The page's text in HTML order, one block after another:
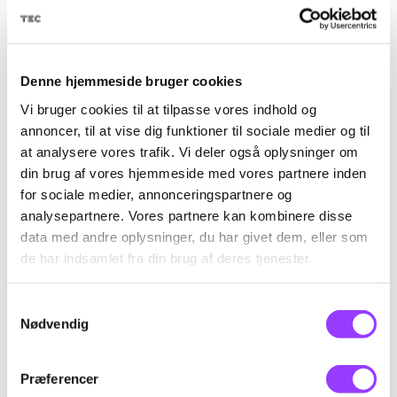
Denne hjemmeside bruger cookies
Vi bruger cookies til at tilpasse vores indhold og
annoncer, til at vise dig funktioner til sociale medier og til
at analysere vores trafik. Vi deler også oplysninger om
din brug af vores hjemmeside med vores partnere inden
for sociale medier, annonceringspartnere og
analysepartnere. Vores partnere kan kombinere disse
data med andre oplysninger, du har givet dem, eller som
de har indsamlet fra din brug af deres tjenester.
Nødvendig
Præferencer
Du bliver også orienteret om førstehjælp ved
ansvarligt i arbejdet nær elektriske
installationer på maskinanlæg.
Fag til kurset
Sikkerhed ved arbejde nær
elektrisk installation
Skolefagkode